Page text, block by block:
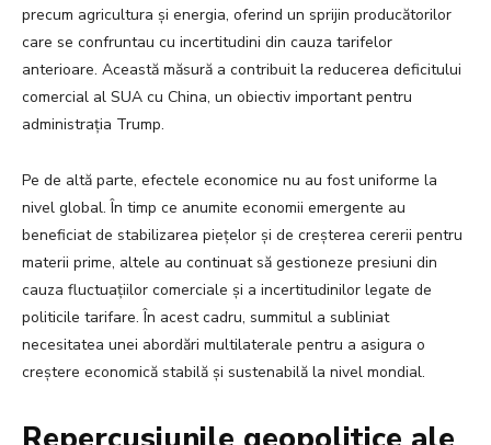
precum agricultura și energia, oferind un sprijin producătorilor
care se confruntau cu incertitudini din cauza tarifelor
anterioare. Această măsură a contribuit la reducerea deficitului
comercial al SUA cu China, un obiectiv important pentru
administrația Trump.
Pe de altă parte, efectele economice nu au fost uniforme la
nivel global. În timp ce anumite economii emergente au
beneficiat de stabilizarea piețelor și de creșterea cererii pentru
materii prime, altele au continuat să gestioneze presiuni din
cauza fluctuațiilor comerciale și a incertitudinilor legate de
politicile tarifare. În acest cadru, summitul a subliniat
necesitatea unei abordări multilaterale pentru a asigura o
creștere economică stabilă și sustenabilă la nivel mondial.